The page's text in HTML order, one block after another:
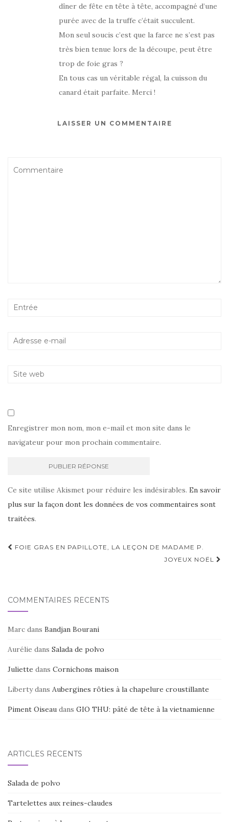
dîner de fête en tête à tête, accompagné d’une
purée avec de la truffe c’était succulent.
Mon seul soucis c’est que la farce ne s’est pas
très bien tenue lors de la découpe, peut être
trop de foie gras ?
En tous cas un véritable régal, la cuisson du
canard était parfaite. Merci !
LAISSER UN COMMENTAIRE
Enregistrer mon nom, mon e-mail et mon site dans le
navigateur pour mon prochain commentaire.
Ce site utilise Akismet pour réduire les indésirables. En savoir
plus sur la façon dont les données de vos commentaires sont
traitées.
Navigation
FOIE GRAS EN PAPILLOTE, LA LEÇON DE MADAME P.
JOYEUX NOËL
COMMENTAIRES RÉCENTS
Marc dans Bandjan Bourani
Aurélie dans Salada de polvo
Juliette dans Cornichons maison
Libertydans Aubergines rôties à la chapelure croustillante
Piment Oiseau dans GIO THU: pâté de tête à la vietnamienne
ARTICLES RÉCENTS
Salada de polvo
Tartelettes aux reines-claudes